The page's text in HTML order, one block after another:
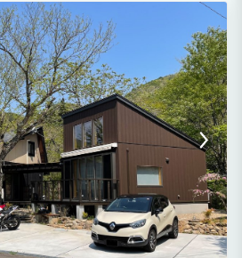
四季折々の滞在をお楽しみいただけます。